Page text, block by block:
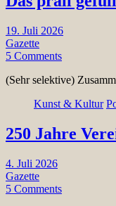
19. Juli 2026
Gazette
5 Comments
(Sehr selektive)
Kunst & Kultur
250 Jahre
4. Juli 2026
Gazette
5 Comments